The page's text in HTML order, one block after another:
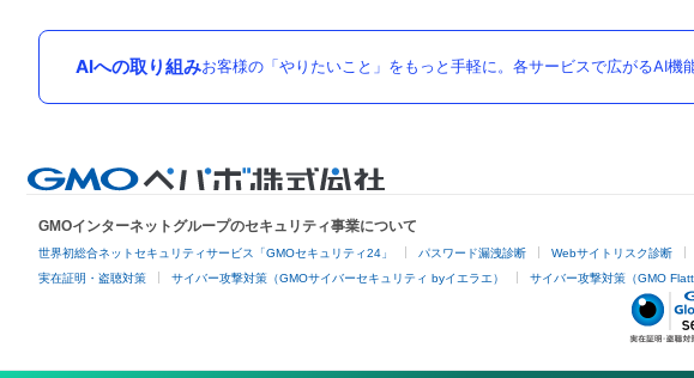
AIへの取り組みお客様の「やりたいこと」をもっと手軽に。各サービスで広がるAI機
GMOインターネットグループのセキュリティ事業について
世界初総合ネットセキュリティサービス「GMOセキュリティ24」 パスワード漏洩診断 Webサイトリスク診断
実在証明・盗聴対策 サイバー攻撃対策（GMOサイバーセキュリティ byイエラエ） サイバー攻撃対策（GMO Flatt